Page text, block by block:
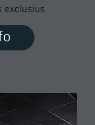
exclusius